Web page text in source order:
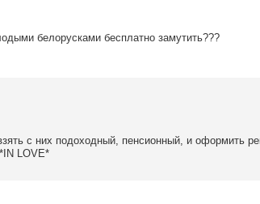
белорусками бесплатно замутить???
с них подоходный, пенсионный, и оформить
LOVE*